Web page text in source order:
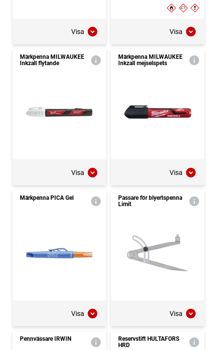
Visa Visa
Märkpenna MILWAUKEE
Inkzall flytande
Visa
Märkpenna MILWAUKEE
Inkzall mejselspets
Visa
Märkpenna PICA Gel
Visa
Passare för blyertspenna
Limit
Visa
Pennvässare IRWIN
Reservstift HULTAFORS
HRD